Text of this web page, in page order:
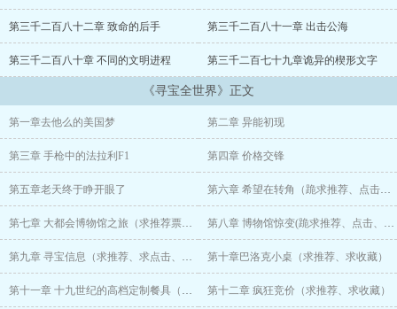
现。
那还等什么呢？
出发！
本书读者群：370363658
第三千二百八十二章 致命的后手 第三千二百八十一章 出击公海
第三千二百八十章 不同的文明进程 第三千二百七十九章诡异的楔形文字
《寻宝全世界》正文
第一章去他么的美国梦 第二章 异能初现
第三章 手枪中的法拉利F1 第四章 价格交锋
第五章老天终于睁开眼了 第六章 希望在转角（跪求推荐、点击、收藏）
第七章 大都会博物馆之旅（求推荐票、求点击、求收藏） 第八章 博物馆惊变(跪求推荐、点击、收藏）
第九章 寻宝信息（求推荐、求点击、求收藏） 第十章巴洛克小桌（求推荐、求收藏）
第十一章 十九世纪的高档定制餐具（求推荐、求点击、求收藏） 第十二章 疯狂竞价（求推荐、求收藏）